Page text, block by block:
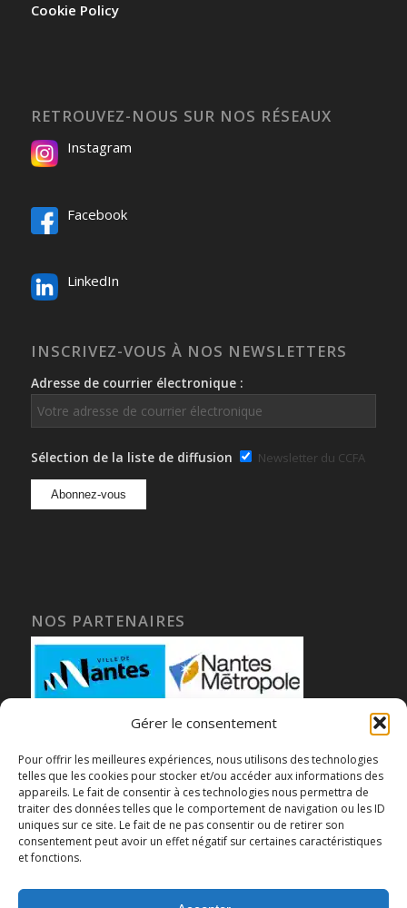
Gérer le consentement
Pour offrir les meilleures expériences, nous utilisons des technologies
telles que les cookies pour stocker et/ou accéder aux informations des
appareils. Le fait de consentir à ces technologies nous permettra de
traiter des données telles que le comportement de navigation ou les ID
uniques sur ce site. Le fait de ne pas consentir ou de retirer son
consentement peut avoir un effet négatif sur certaines caractéristiques
et fonctions.
Cookie Policy
RETROUVEZ-NOUS SUR NOS RÉSEAUX
Instagram
Facebook
LinkedIn
INSCRIVEZ-VOUS À NOS NEWSLETTERS
Adresse de courrier électronique :
Sélection de la liste de diffusion Newsletter du CCFA
NOS PARTENAIRES